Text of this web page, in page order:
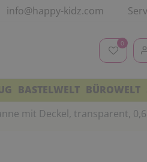
info@happy-kidz.com
0
BASTELWELT BÜROWELT
mit Deckel, transparent,